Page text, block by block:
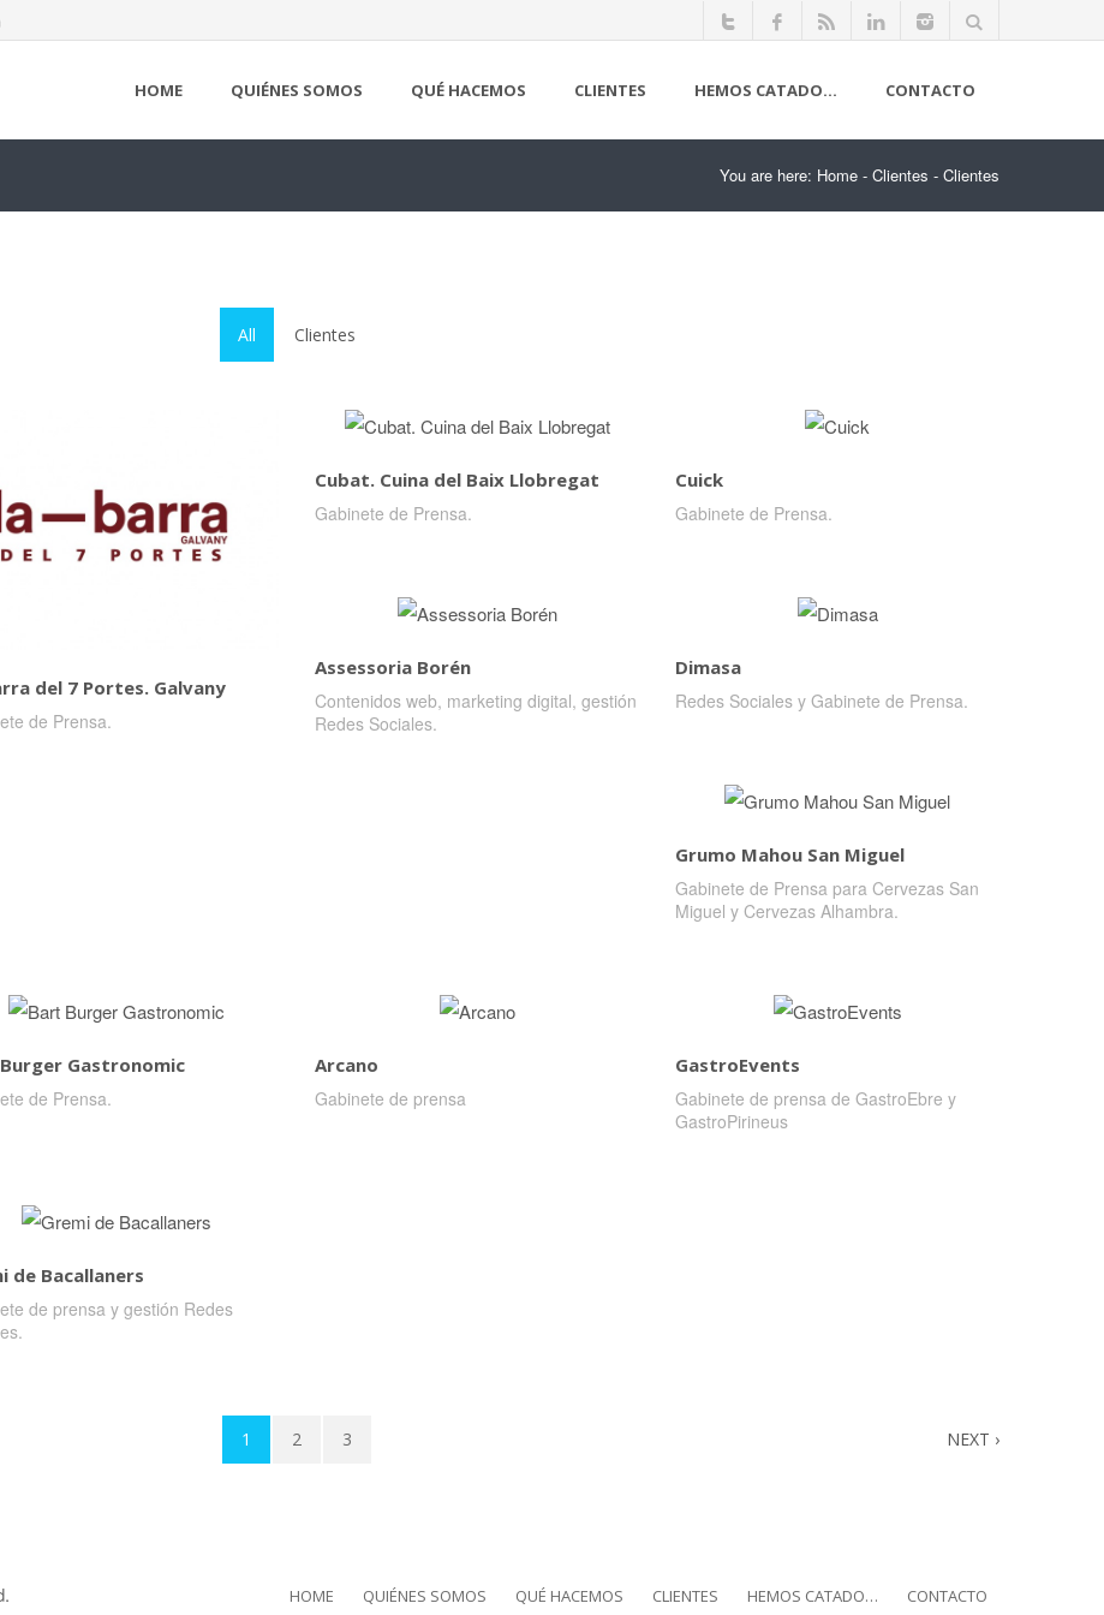
HOME QUIÉNES SOMOS QUÉ HACEMOS CLIENTES HEMOS CATADO… CONTACTO
You are here: Home - Clientes - Clientes
All Clientes
del 7 Portes. Galvany
de Prensa.
Cubat. Cuina del Baix Llobregat
Gabinete de Prensa.
Cuick
Gabinete de Prensa.
Assessoria Borén
Contenidos web, marketing digital, gestión
Redes Sociales.
Dimasa
Redes Sociales y Gabinete de Prensa.
Grumo Mahou San Miguel
Gabinete de Prensa para Cervezas San
Miguel y Cervezas Alhambra.
Gastronomic
de Prensa.
Arcano
Gabinete de prensa
GastroEvents
Gabinete de prensa de GastroEbre y
GastroPirineus
de Bacallaners
de prensa y gestión Redes
1 2 3 NEXT ›
HOME QUIÉNES SOMOS QUÉ HACEMOS CLIENTES HEMOS CATADO… CONTACTO